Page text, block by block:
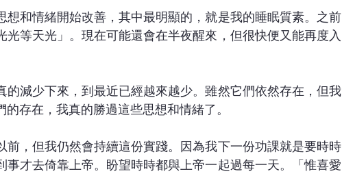
想和情緒開始改善，其中最明顯的，就是我的睡眠質素。之前
光等天光」。現在可能還會在半夜醒來，但很快便又能再度入
的減少下來，到最近已經越來越少。雖然它們依然存在，但我
存在，我真的勝過這些思想和情緒了。
前，但我仍然會持續這份實踐。因為我下一份功課就是要時時
事才去倚靠上帝。盼望時時都與上帝一起過每一天。「惟喜愛